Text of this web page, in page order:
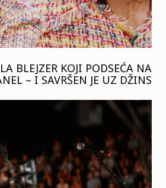
BLEJZER KOJI PODSEĆA NA
– I SAVRŠEN JE UZ DŽINS